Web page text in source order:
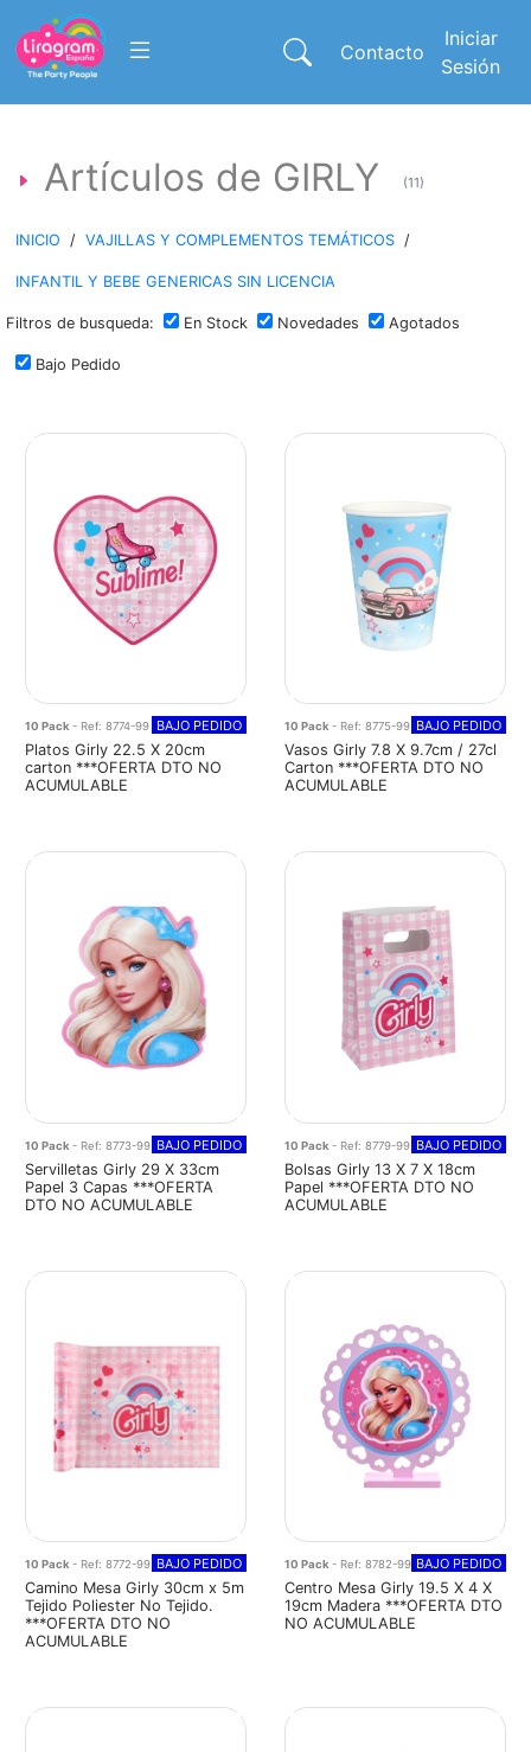
Contacto
Iniciar
Sesión
Artículos de GIRLY (11)
INICIO / VAJILLAS Y COMPLEMENTOS TEMÁTICOS /
INFANTIL Y BEBE GENERICAS SIN LICENCIA
Filtros de busqueda: En Stock Novedades Agotados
Bajo Pedido
10 Pack- Ref: 8774-99 BAJO PEDIDO
Platos Girly 22.5 X 20cm
carton ***OFERTA DTO NO
ACUMULABLE
10 Pack- Ref: 8775-99 BAJO PEDIDO
Vasos Girly 7.8 X 9.7cm / 27cl
Carton ***OFERTA DTO NO
ACUMULABLE
10 Pack - Ref: 8773-99 BAJO PEDIDO
Servilletas Girly 29 X 33cm
Papel 3 Capas ***OFERTA
DTO NO ACUMULABLE
10 Pack - Ref: 8779-99 BAJO PEDIDO
Bolsas Girly 13 X 7 X 18cm
Papel ***OFERTA DTO NO
ACUMULABLE
10 Pack- Ref: 8772-99 BAJO PEDIDO
Camino Mesa Girly 30cm x 5m
Tejido Poliester No Tejido.
***OFERTA DTO NO
ACUMULABLE
10 Pack- Ref: 8782-99 BAJO PEDIDO
Centro Mesa Girly 19.5 X 4 X
19cm Madera ***OFERTA DTO
NO ACUMULABLE